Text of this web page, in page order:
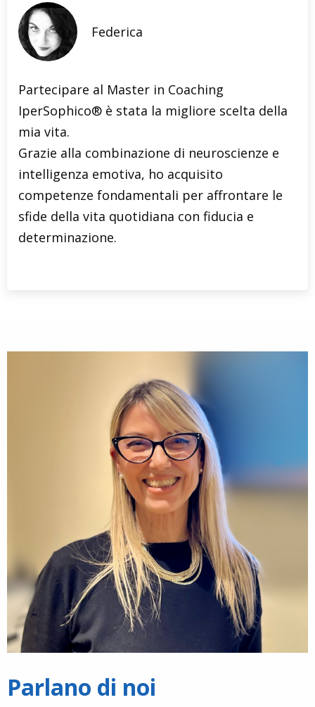
Federica
Partecipare al Master in Coaching
IperSophico® è stata la migliore scelta della
mia vita.
Grazie alla combinazione di neuroscienze e
intelligenza emotiva, ho acquisito
competenze fondamentali per affrontare le
sfide della vita quotidiana con fiducia e
determinazione.
Parlano di noi